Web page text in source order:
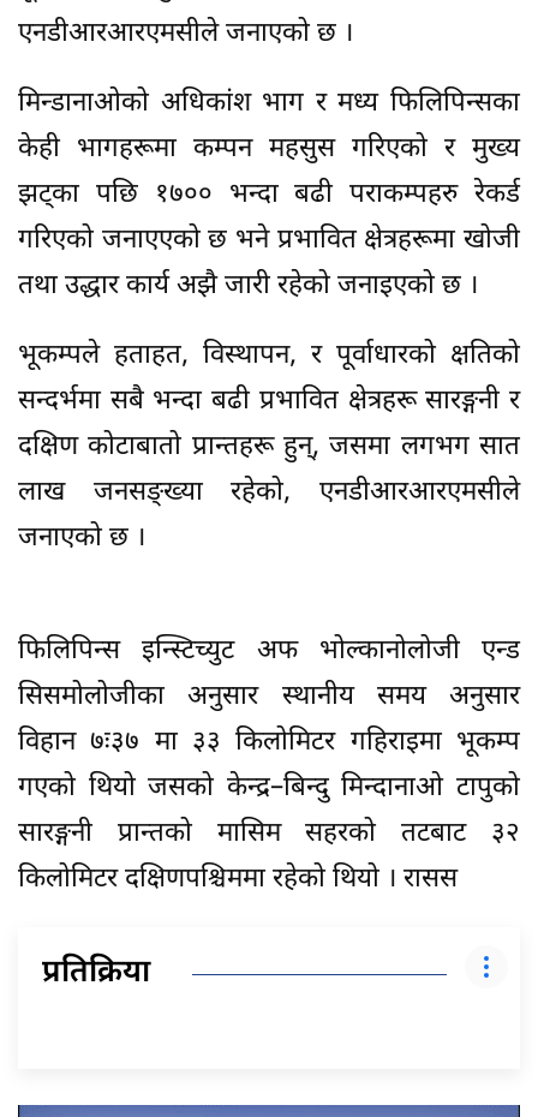
एनडीआरआरएमसीले जनाएको छ ।
मिन्डानाओको अधिकांश भाग र मध्य फिलिपिन्सका
केही भागहरूमा कम्पन महसुस गरिएको र मुख्य
झट्का पछि १७०० भन्दा बढी पराकम्पहरु रेकर्ड
गरिएको जनाएएको छ भने प्रभावित क्षेत्रहरूमा खोजी
तथा उद्धार कार्य अझै जारी रहेको जनाइएको छ ।
भूकम्पले हताहत, विस्थापन, र पूर्वाधारको क्षतिको
सन्दर्भमा सबै भन्दा बढी प्रभावित क्षेत्रहरू सारङ्गनी र
दक्षिण कोटाबातो प्रान्तहरू हुन्, जसमा लगभग सात
लाख जनसङ्ख्या रहेको, एनडीआरआरएमसीले
जनाएको छ ।
फिलिपिन्स इन्स्टिच्युट अफ भोल्कानोलोजी एन्ड
सिसमोलोजीका अनुसार स्थानीय समय अनुसार
विहान ७ः३७ मा ३३ किलोमिटर गहिराइमा भूकम्प
गएको थियो जसको केन्द्र–बिन्दु मिन्दानाओ टापुको
सारङ्गनी प्रान्तको मासिम सहरको तटबाट ३२
किलोमिटर दक्षिणपश्चिममा रहेको थियो । रासस
प्रतिक्रिया